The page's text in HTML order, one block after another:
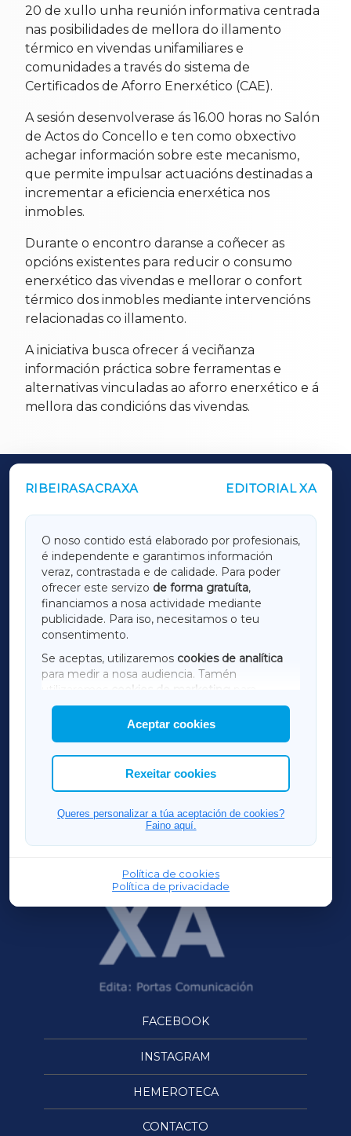
20 de xullo unha reunión informativa centrada
nas posibilidades de mellora do illamento
térmico en vivendas unifamiliares e
comunidades a través do sistema de
Certificados de Aforro Enerxético (CAE).
A sesión desenvolverase ás 16.00 horas no Salón
de Actos do Concello e ten como obxectivo
achegar información sobre este mecanismo,
que permite impulsar actuacións destinadas a
incrementar a eficiencia enerxética nos
inmobles.
Durante o encontro daranse a coñecer as
opcións existentes para reducir o consumo
enerxético das vivendas e mellorar o confort
térmico dos inmobles mediante intervencións
relacionadas co illamento.
A iniciativa busca ofrecer á veciñanza
información práctica sobre ferramentas e
alternativas vinculadas ao aforro enerxético e á
mellora das condicións das vivendas.
RIBEIRASACRAXA EDITORIAL XA
O noso contido está elaborado por profesionais,
é independente e garantimos información
veraz, contrastada e de calidade. Para poder
ofrecer este servizo de forma gratuíta,
financiamos a nosa actividade mediante
publicidade. Para iso, necesitamos o teu
consentimento.
Se aceptas, utilizaremos cookies de analítica
para medir a nosa audiencia. Tamén
utilizaremos
cookies de marketing
mostrar publicidade de terceiros.
Así mesmo, podes personalizar a elección das
cookies que desexas permitir.
Aceptar cookies
Rexeitar cookies
Queres personalizar a túa aceptación de cookies?
Faino aquí.
Política de cookies
Política de privacidade
OUTROS PERIÓDICOS
LUGOXA
TERRACHAXA
AMARIÑAXA
RIBEIRASACRAXA
ACORUÑAXA
FERROLXA
OURENSEXA
FACEBOOK
INSTAGRAM
HEMEROTECA
CONTACTO